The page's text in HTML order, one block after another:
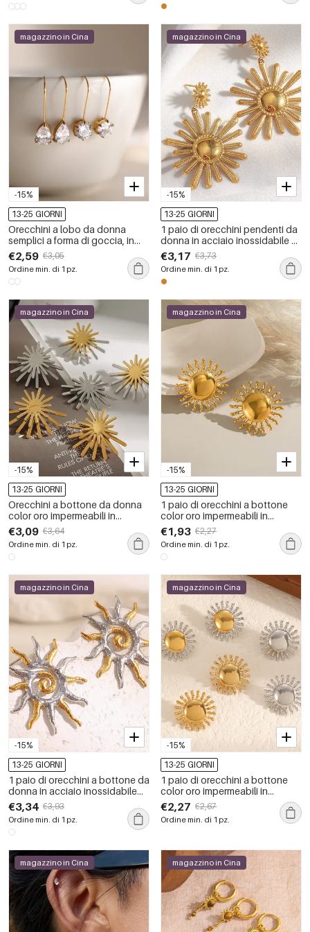
-15%
magazzino in Cina
13-25 GIORNI
Orecchini a lobo da donna
semplici a forma di goccia, in
acciaio inossidabile,
impermeabili, color oro, con
zirconi.
€2,59 €3,05
Ordine min. di 1 pz.
-15%
magazzino in Cina
13-25 GIORNI
1 paio di orecchini pendenti da
donna in acciaio inossidabile a
forma di sole, impermeabili,
color oro
€3,17 €3,73
Ordine min. di 1 pz.
-15%
magazzino in Cina
13-25 GIORNI
Orecchini a bottone da donna
color oro impermeabili in
acciaio inossidabile Sun
€3,09 €3,64
Ordine min. di 1 pz.
-15%
magazzino in Cina
13-25 GIORNI
1 paio di orecchini a bottone
color oro impermeabili in
acciaio inossidabile con sole
€1,93 €2,27
Ordine min. di 1 pz.
-15%
magazzino in Cina
13-25 GIORNI
1 paio di orecchini a bottone da
donna in acciaio inossidabile
color oro con sole classico e
impermeabili
€3,34 €3,93
Ordine min. di 1 pz.
-15%
magazzino in Cina
13-25 GIORNI
1 paio di orecchini a bottone
color oro impermeabili in
acciaio inossidabile con sole
€2,27 €2,67
Ordine min. di 1 pz.
magazzino in Cina magazzino in Cina